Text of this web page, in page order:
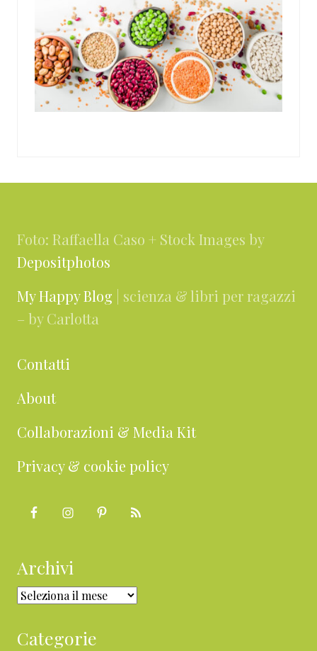
Foto: Raffaella Caso + Stock Images by
Depositphotos
My Happy Blog | scienza & libri per ragazzi
– by Carlotta
Contatti
About
Collaborazioni & Media Kit
Privacy & cookie policy
Archivi
Archivi
Categorie